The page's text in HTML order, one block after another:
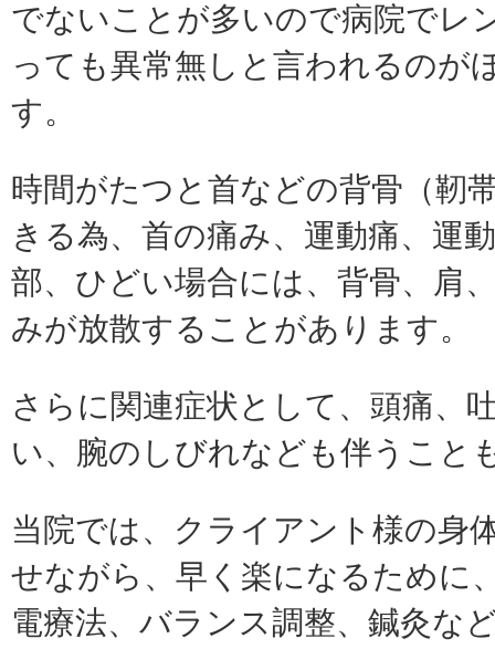
でないことが多いので病院でレ
っても異常無しと言われるのが
す。
時間がたつと首などの背骨（靭
きる為、首の痛み、運動痛、運
部、ひどい場合には、背骨、肩
みが放散することがあります。
さらに関連症状として、頭痛、
い、腕のしびれなども伴うこと
当院では、クライアント様の身
せながら、早く楽になるために
電療法、バランス調整、鍼灸な